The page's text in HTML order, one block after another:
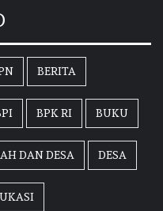
BERITA
BPK RI BUKU
DAN DESA DESA